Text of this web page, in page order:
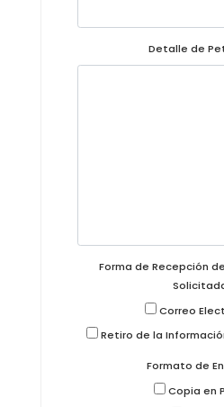
Detalle de
Forma de Recepción
Correo
Retiro de la
Formato de
Copia en